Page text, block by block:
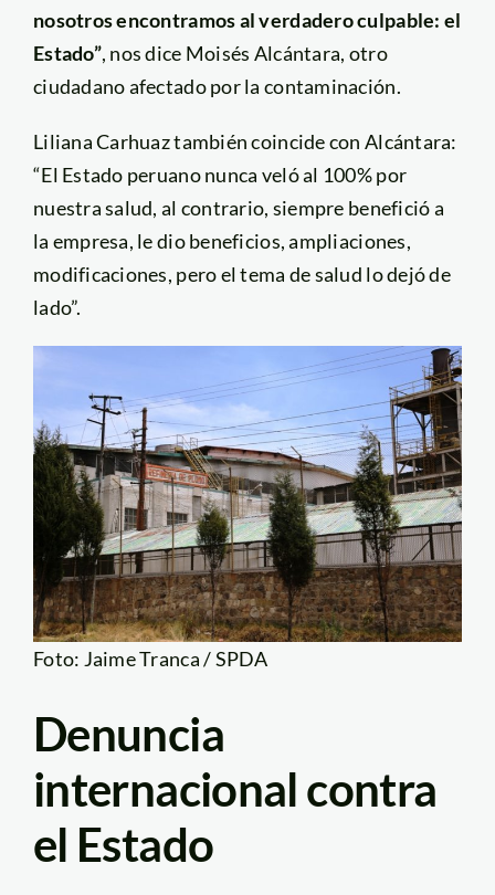
nosotros encontramos al verdadero culpable: el
Estado”, nos dice Moisés Alcántara, otro
ciudadano afectado por la contaminación.
Liliana Carhuaz también coincide con Alcántara:
“El Estado peruano nunca veló al 100% por
nuestra salud, al contrario, siempre benefició a
la empresa, le dio beneficios, ampliaciones,
modificaciones, pero el tema de salud lo dejó de
lado”.
Foto: Jaime Tranca / SPDA
Denuncia
internacional contra
el Estado